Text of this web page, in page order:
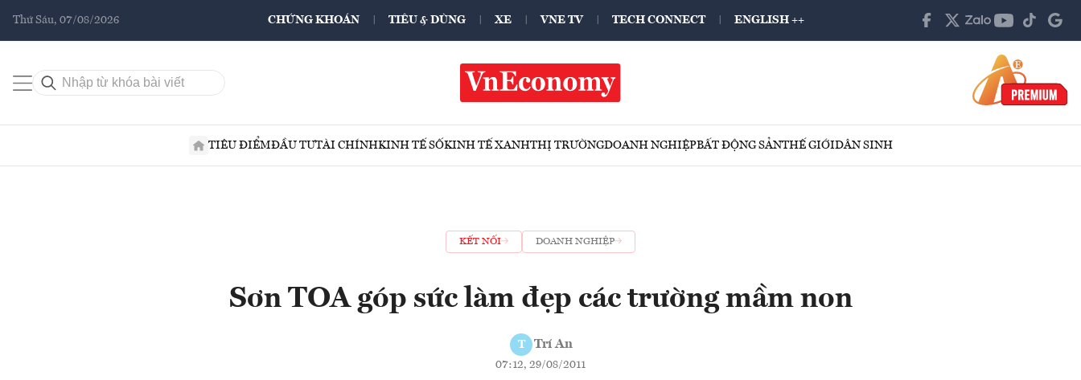
Thứ Sáu, 07/08/2026 CHỨNG KHOÁN TIÊU & DÙNG XE VNE TV TECH CONNECT ENGLISH ++
TIÊU ĐIỂMĐẦU TƯTÀI CHÍNHKINH TẾ SỐKINH TẾ XANHTHỊ TRƯỜNGDOANH NGHIỆPBẤT ĐỘNG SẢNTHẾ GIỚIDÂN SINH
KẾT NỐI DOANH NGHIỆP
Sơn TOA góp sức làm đẹp các trường mầm non
T Trí An
07:12, 29/08/2011